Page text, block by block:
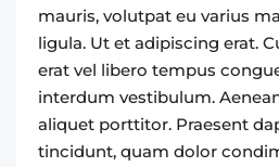
mauris, volutpat eu varius
ligula. Ut et adipiscing erat.
erat vel libero tempus
interdum vestibulum.
aliquet porttitor. Praesent
tincidunt, quam dolor